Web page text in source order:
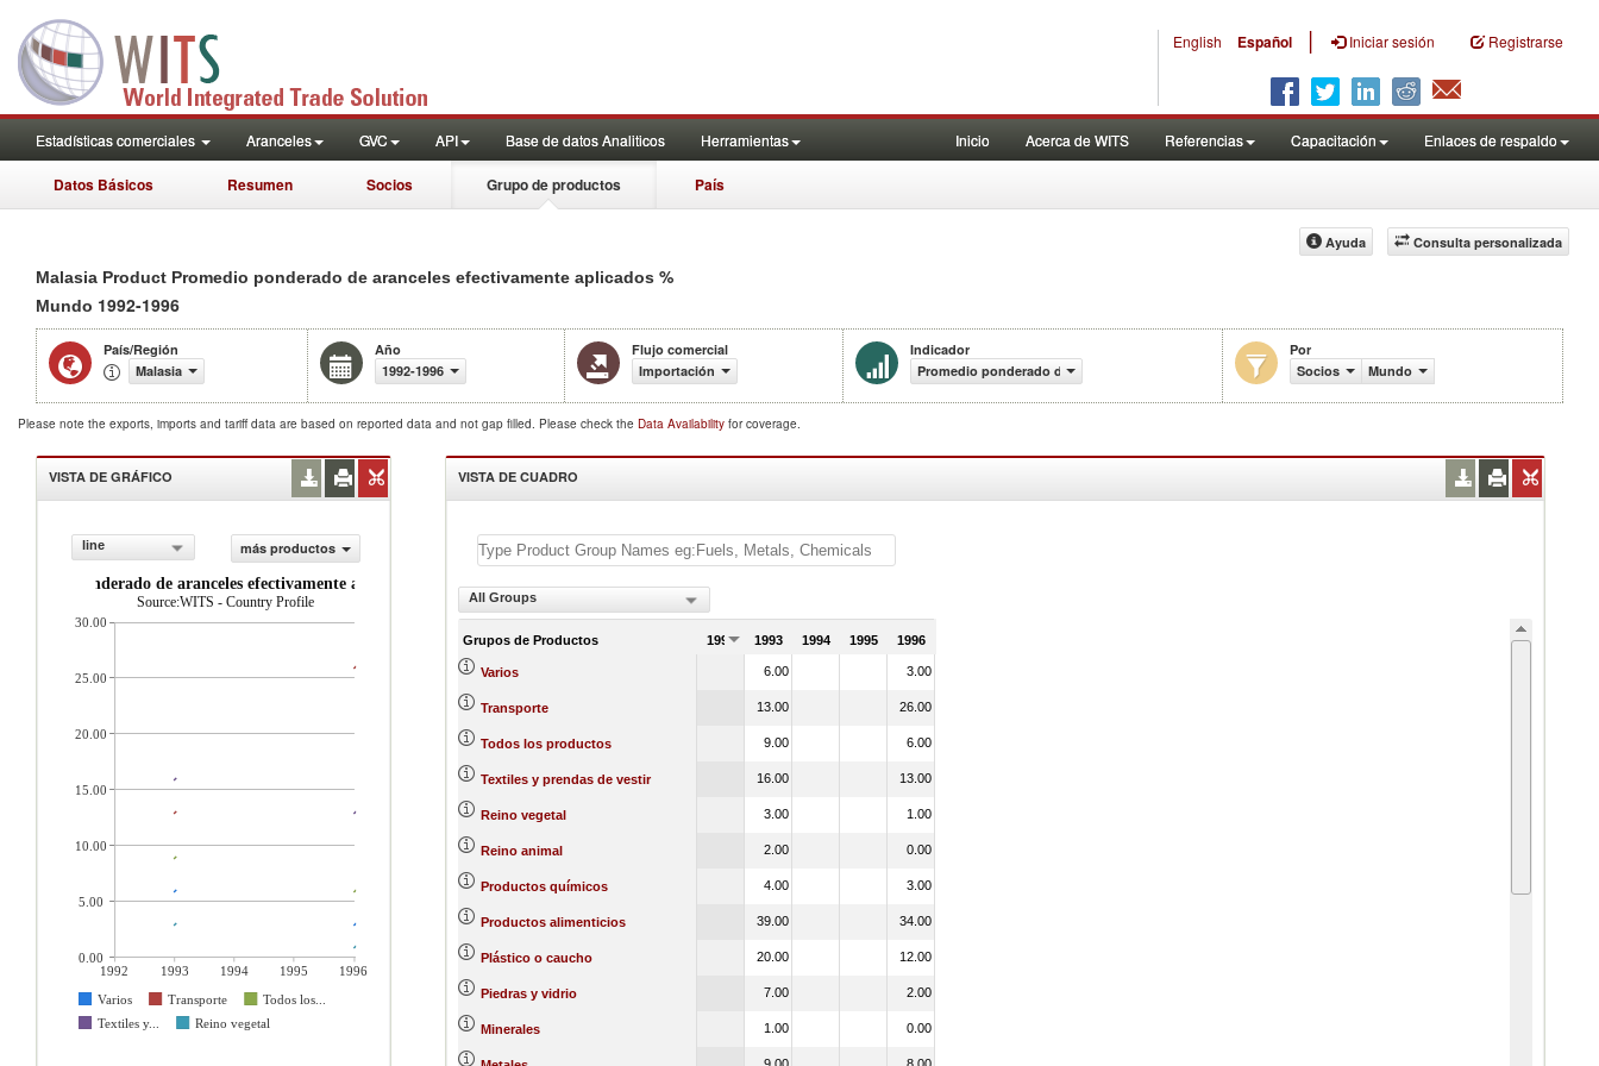
English Español | Iniciar sesión Registrarse
Estadísticas comerciales Aranceles GVC API Base de datos Analiticos Herramientas Inicio Acerca de WITS Referencias Capacitación Enlaces de respaldo
Datos Básicos Resumen Socios Grupo de productos País
Consulta personalizada
Ayuda
Malasia Product Promedio ponderado de aranceles efectivamente aplicados %
Mundo 1992-1996
País/Región
Malasia
Año
1992-1996
Flujo comercial
Importación
Indicador
Promedio ponderado de aranceles efectivamente aplicados (%)
Por
Socios
Mundo
Please note the exports, imports and tariff data are based on reported data and not gap filled. Please check the Data Availability for coverage.
VISTA DE GRÁFICO
line
más productos
Source:WITS - Country Profile
1992 1993 1994 1995
1996
Varios
Transporte
Todos los...
Textiles y...
Reino vegetal
30.00
25.00
20.00
15.00
10.00
5.00
0.00
VISTA DE CUADRO
All Groups
Grupos de Productos 1992 1993 1994 1995 1996
Varios 6.00 3.00
Transporte 13.00 26.00
Todos los productos 9.00 6.00
Textiles y prendas de vestir 16.00 13.00
Reino vegetal 3.00 1.00
Reino animal 2.00 0.00
Productos químicos 4.00 3.00
Productos alimenticios 39.00 34.00
Plástico o caucho 20.00 12.00
Piedras y vidrio 7.00 2.00
Minerales 1.00 0.00
9.00 8.00